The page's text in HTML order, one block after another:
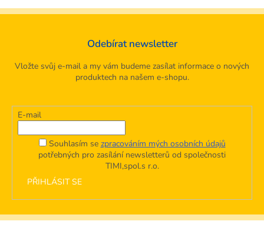
Odebírat newsletter
Vložte svůj e-mail a my vám budeme zasílat informace o nových
produktech na našem e-shopu.
E-mail
Souhlasím se zpracováním mých osobních údajů
potřebných pro zasílání newsletterů od společnosti
TIMI,spol.s r.o.
PŘIHLÁSIT SE
Z